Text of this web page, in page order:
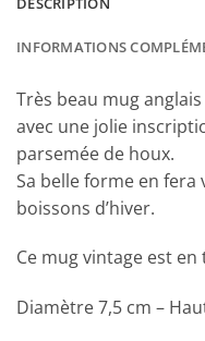
INFORMATIONS
Très beau mug
avec une jolie
parsemée de houx.
Sa belle forme en
boissons d’hiver.
Ce mug vintage est
Diamètre 7,5 cm –